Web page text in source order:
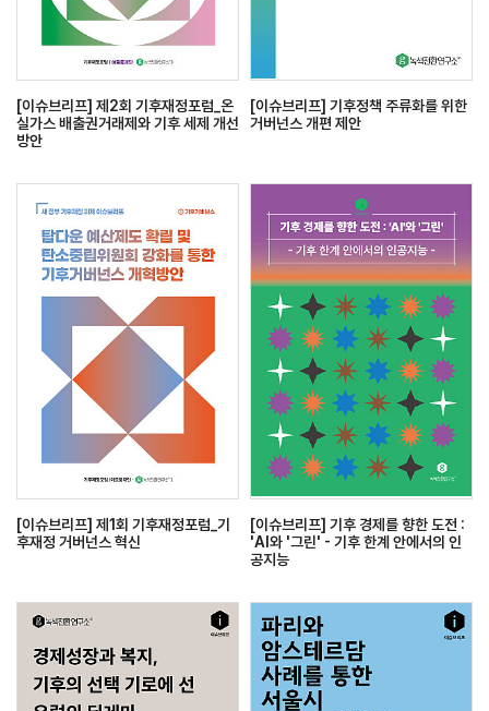
[이슈브리프] 제2회 기후재정포럼_온
실가스 배출권거래제와 기후 세제 개선
방안
[이슈브리프] 기후정책 주류화를 위한
거버넌스 개편 제안
[이슈브리프] 제1회 기후재정포럼_기
후재정 거버넌스 혁신
[이슈브리프] 기후 경제를 향한 도전 :
'AI와 '그린' - 기후 한계 안에서의 인
공지능